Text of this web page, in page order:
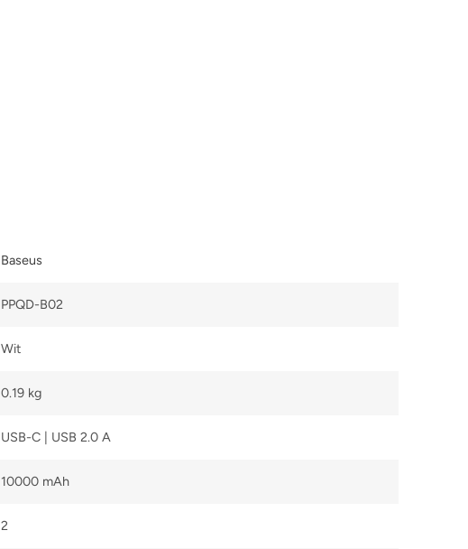
Baseus
PPQD-B02
Wit
0.19 kg
USB-C | USB 2.0 A
10000 mAh
2